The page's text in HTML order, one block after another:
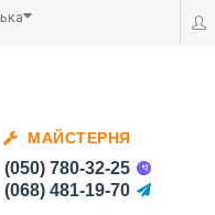
МАЙСТЕРНЯ
(050) 780-32-25
(068) 481-19-70